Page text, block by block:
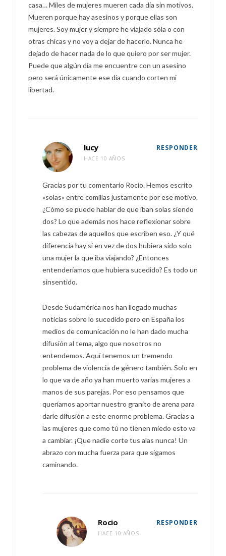
casa… Miles de mujeres mueren cada día sin motivos.
Mueren porque hay asesinos y porque ellas son
mujeres. Soy mujer y siempre he viajado sóla o con
otras chicas y no voy a dejar de hacerlo. Nunca he
dejado de hacer nada de lo que quiero por ser mujer.
Puede que algún día me encuentre con un asesino
pero será únicamente ese día cuando corten mi
libertad.
lucy
HACE 10 AÑOS
RESPONDER
Gracias por tu comentario Rocío. Hemos escrito
«solas» entre comillas justamente por ese motivo.
¿Cómo se puede hablar de que iban solas siendo
dos? Lo que además nos hace reflexionar sobre
las cabezas de aquellos que escriben eso. ¿Y qué
diferencia hay si en vez de dos hubiera sido solo
una mujer la que iba viajando? ¿Entonces
entenderíamos que hubiera sucedido? Es todo un
sinsentido.
Desde Sudamérica nos han llegado muchas
noticias sobre lo sucedido pero en España los
medios de comunicación no le han dado mucha
difusión al tema, algo que nosotros no
entendemos. Aquí tenemos un tremendo
problema de violencia de género también. Solo en
lo que va de año ya han muerto varias mujeres a
manos de sus parejas. Por eso pensamos que
queríamos aportar nuestro granito de arena para
darle difusión a este enorme problema. Gracias a
las mujeres que como tú no tienen miedo esto va
a cambiar. ¡Que nadie corte tus alas nunca! Un
abrazo con mucha fuerza para que sigamos
caminando.
Rocio
HACE 10 AÑOS
RESPONDER